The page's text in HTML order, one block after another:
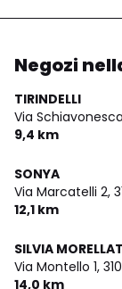
Negozi
TIRINDELLI
Via
9,4 km
SONYA
Via Marcatelli 2,
12,1 km
SILVIA
Via Montello 1,
14,0 km